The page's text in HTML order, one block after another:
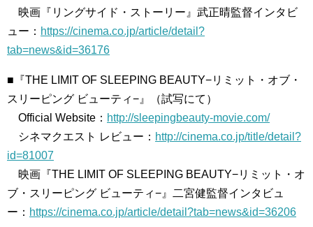
映画『リングサイド・ストーリー』武正晴監督インタビ
ュー： https://cinema.co.jp/article/detail?
tab=news&id=36176
■『THE LIMIT OF SLEEPING BEAUTY−リミット・オブ・
スリーピング ビューティ−』（試写にて）
Official Website： http://sleepingbeauty-movie.com/
シネマクエスト レビュー： http://cinema.co.jp/title/detail?
id=81007
映画『THE LIMIT OF SLEEPING BEAUTY−リミット・オ
ブ・スリーピング ビューティ−』二宮健監督インタビュ
ー： https://cinema.co.jp/article/detail?tab=news&id=36206